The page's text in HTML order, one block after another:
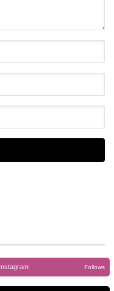
Instagram Follows